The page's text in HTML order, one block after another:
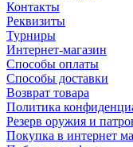
Контакты
Реквизиты
Турниры
Интернет-магазин
Способы оплаты
Способы доставки
Возврат товара
Политика
Резерв оружия и
Покупка в интернет